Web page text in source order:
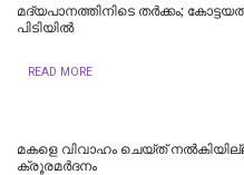
മദ്യപാനത്തിനിടെ തര്‍ക്കം;
പിടിയില്‍
READ MORE
മകളെ വിവാഹം ചെയ്ത്
ക്രൂരമര്‍ദനം